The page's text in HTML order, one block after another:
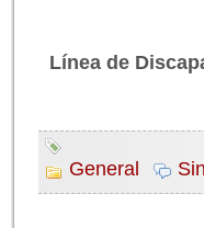
Línea de
General